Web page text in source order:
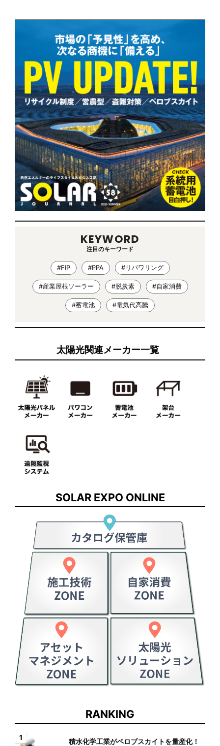
KEYWORD
注目のキーワード
#FIP #PPA #リパワリング
#産業屋根ソーラー #脱炭素 #自家消費
#蓄電池 #電気代高騰
太陽光関連メーカー一覧
SOLAR EXPO ONLINE
RANKING
1
積水化学工業がペロブスカイトを量産化！